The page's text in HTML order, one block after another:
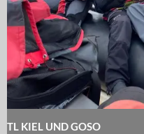
Segelbundesliga
Regatten
MSC Shop
MSC Racing Team is coming
TL KIEL UND GOSO